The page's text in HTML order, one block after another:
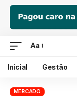
Aa
Inicial Gestão
MERCADO